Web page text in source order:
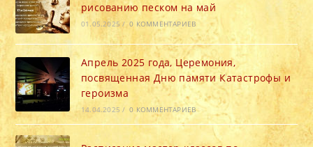
рисованию песком на май
01.05.2025 / 0 КОММЕНТАРИЕВ
Апрель 2025 года, Церемония,
посвященная Дню памяти Катастрофы и
героизма
14.04.2025 / 0 КОММЕНТАРИЕВ